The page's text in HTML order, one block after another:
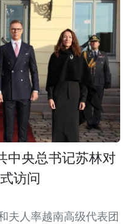
中央总书记苏林对
访问
夫人率越南高级代表团